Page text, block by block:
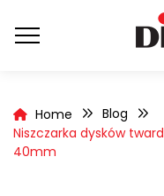
Home
Blog
Niszczarka dysków
40mm